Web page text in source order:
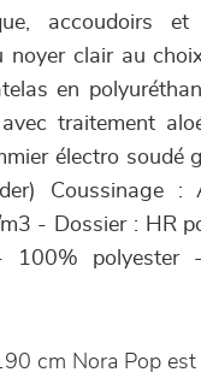
accoudoirs et
clair au
en
traitement
électro soudé
Coussinage :
- Dossier : HR
100% polyester
cm Nora Pop